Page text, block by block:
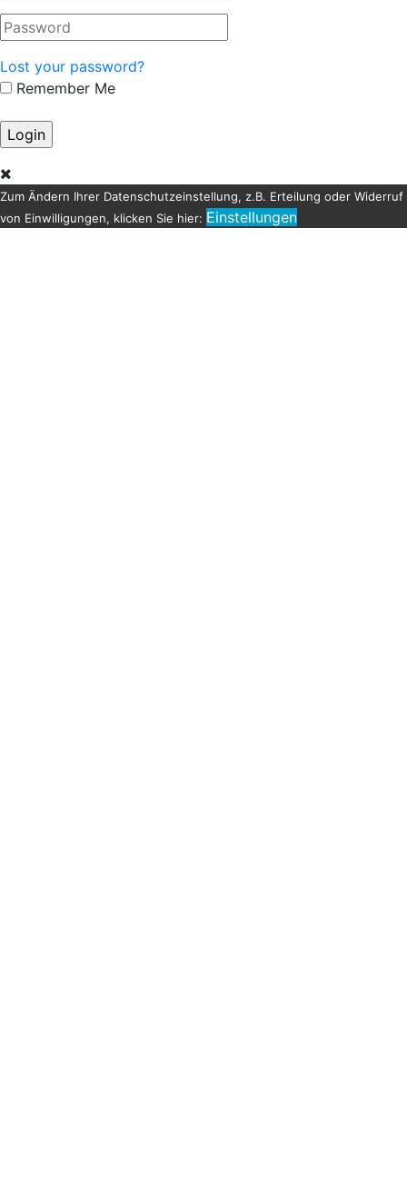
Lost your password?
Remember Me
Zum Ändern Ihrer Datenschutzeinstellung, z.B. Erteilung oder Widerruf
von Einwilligungen, klicken Sie hier: Einstellungen